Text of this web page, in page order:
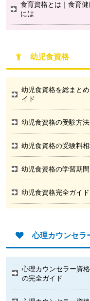
食育資格とは｜食育
には
幼児食資格
幼児食資格を総まと
イド
幼児食資格の受験方
幼児食資格の受験料
幼児食資格の学習期
幼児食資格完全ガイ
心理カウンセラ
心理カウンセラー資
の完全ガイド